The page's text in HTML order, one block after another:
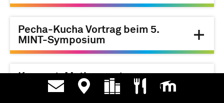
Pecha-Kucha Vortrag beim 5.
MINT-Symposium
Konzept: Mathe meets
Medi(t)ation bei der TURN-